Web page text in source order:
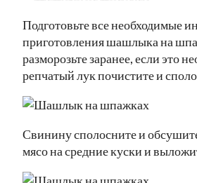
Подготовьте все необходимые
приготовления шашлыка на
разморозьте заранее, если это
репчатый лук почистите и
Свинину сполосните и
мясо на средние куски и